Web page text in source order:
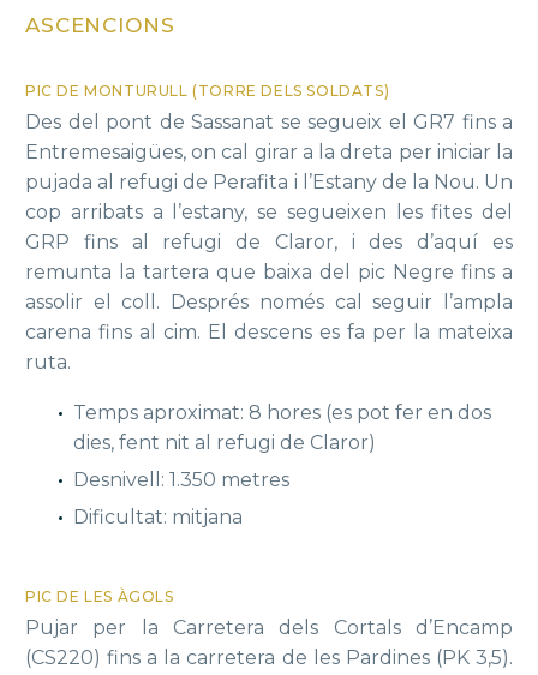
ASCENCIONS
PIC DE MONTURULL (TORRE DELS SOLDATS)
Des del pont de Sassanat se segueix el GR7 fins a
Entremesaigües, on cal girar a la dreta per iniciar la
pujada al refugi de Perafita i l’Estany de la Nou. Un
cop arribats a l’estany, se segueixen les fites del
GRP fins al refugi de Claror, i des d’aquí es
remunta la tartera que baixa del pic Negre fins a
assolir el coll. Després només cal seguir l’ampla
carena fins al cim. El descens es fa per la mateixa
ruta.
Temps aproximat: 8 hores (es pot fer en dos
dies, fent nit al refugi de Claror)
Desnivell: 1.350 metres
Dificultat: mitjana
PIC DE LES ÀGOLS
Pujar per la Carretera dels Cortals d’Encamp
(CS220) fins a la carretera de les Pardines (PK 3,5).